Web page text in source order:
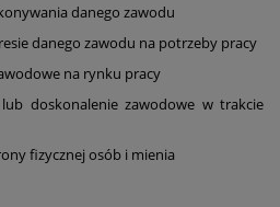
danego zawodu
danego zawodu na potrzeby pracy
na rynku pracy
lub doskonalenie zawodowe w trakcie
fizycznej osób i mienia